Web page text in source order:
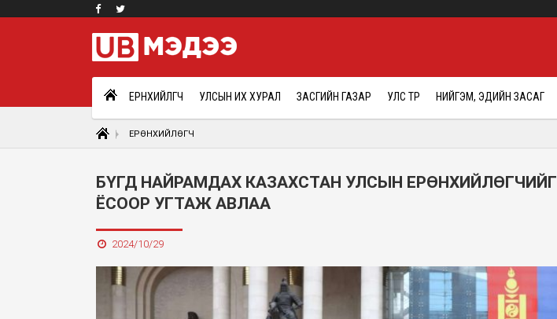
ЕРӨНХИЙЛӨГЧ УЛСЫН ИХ ХУРАЛ ЗАСГИЙН ГАЗАР УЛС ТӨР НИЙГЭМ, ЭДИЙН ЗАСАГ
ЕРӨНХИЙЛӨГЧ
БҮГД НАЙРАМДАХ КАЗАХСТАН УЛСЫН
ЁСООР УГТАЖ АВЛАА
2024/10/29